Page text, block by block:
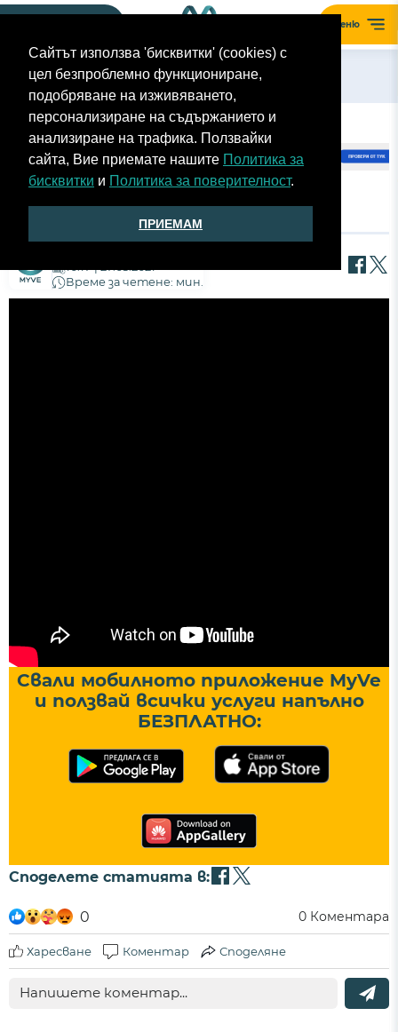
Сайтът използва 'бисквитки' (cookies) с
цел безпроблемно функциониране,
подобряване на изживяването,
персонализиране на съдържанието и
анализиране на трафика. Ползвайки
сайта, Вие приемате нашите Политика за
бисквитки и Политика за поверителност.
ПРИЕМАМ
Меню
Назад
АВТОРЕВЮ - HYUNDAI TUCSON
10:17 | 27.03.2021
Време за четене: мин.
Свали мобилното приложение MyVe
и ползвай всички услуги напълно
БЕЗПЛАТНО:
Споделете статията в:
0 0 Коментара
Харесване Коментар Споделяне